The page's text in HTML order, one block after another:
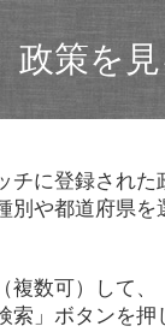
政策を
に登録された
や都道府県を
数可）して、
」ボタンを押